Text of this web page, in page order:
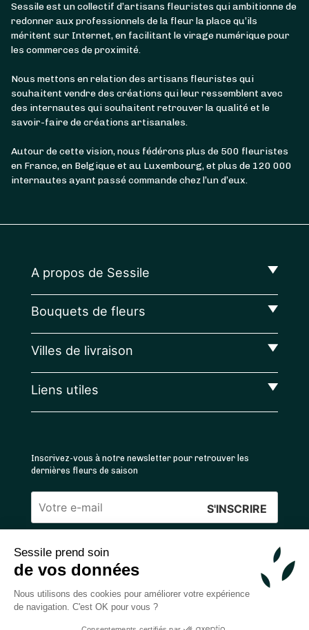
Sessile prend soin
de vos données
Nous utilisons des cookies pour améliorer votre expérience
de navigation. C'est OK pour vous ?
Sessile est un collectif d’artisans fleuristes qui ambitionne de
redonner aux professionnels de la fleur la place qu’ils
méritent sur Internet, en facilitant le virage numérique pour
les commerces de proximité.
Nous mettons en relation des artisans fleuristes qui
souhaitent vendre des créations qui leur ressemblent avec
des internautes qui souhaitent retrouver la qualité et le
savoir-faire de créations artisanales.
Autour de cette vision, nous fédérons plus de 500 fleuristes
en France, en Belgique et au Luxembourg, et plus de 120 000
internautes ayant passé commande chez l’un d’eux.
A propos de Sessile
Bouquets de fleurs
Villes de livraison
Liens utiles
Inscrivez-vous à notre newsletter pour retrouver les
dernières fleurs de saison
Veuillez
ce
champ
4.4 /5 ⭐ | 120 000+ bouquets livrés |
Achats 100% sécurisés